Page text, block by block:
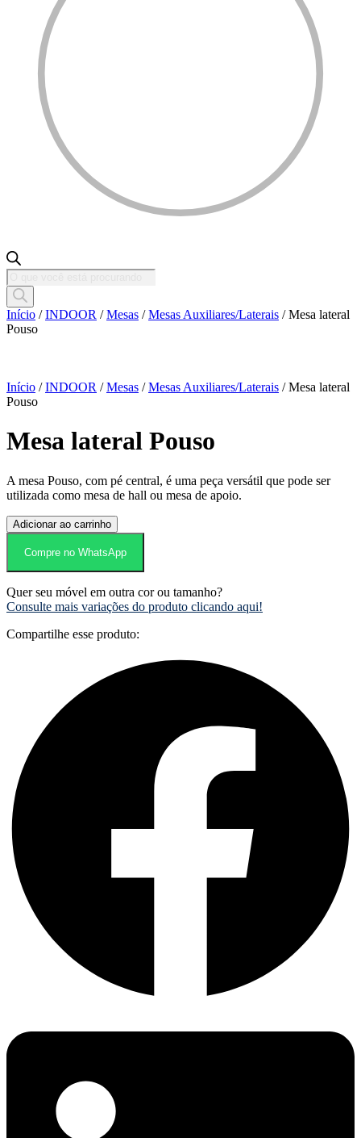
Pesquisar
produtos
Início /INDOOR /Mesas /Mesas Auxiliares/Laterais / Mesa lateral
Pouso
Início /INDOOR /Mesas /Mesas Auxiliares/Laterais / Mesa lateral
Pouso
Mesa lateral Pouso
A mesa Pouso, com pé central, é uma peça versátil que pode ser
utilizada como mesa de hall ou mesa de apoio.
Mesa
lateral
Pouso
Adicionar ao carrinho
Compre no WhatsApp
Quer seu móvel em outra cor ou tamanho?
Consulte mais variações do produto clicando aqui!
Compartilhe esse produto: